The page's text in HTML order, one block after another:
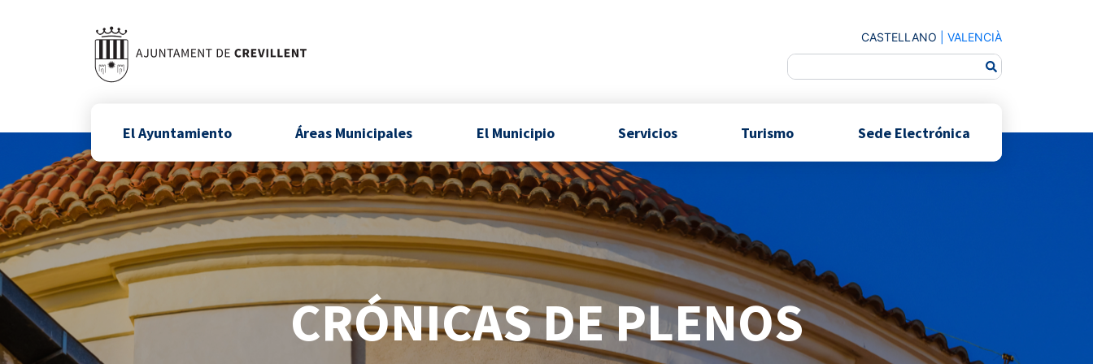
CASTELLANO VALENCIÀ
El Ayuntamiento Áreas Municipales El Municipio Servicios Turismo Sede Electrónica
CRÓNICAS DE PLENOS